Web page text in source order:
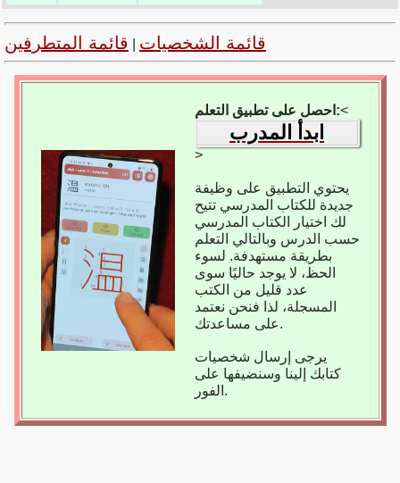
قائمة الشخصيات قائمة المتطرفين
احصل على تطبيق التعلم:<
ابدأ المدرب
>
يحتوي التطبيق على وظيفة
جديدة للكتاب المدرسي تتيح
لك اختيار الكتاب المدرسي
حسب الدرس وبالتالي التعلم
بطريقة مستهدفة. لسوء
الحظ، لا يوجد حاليًا سوى
عدد قليل من الكتب
المسجلة، لذا فنحن نعتمد
على مساعدتك.
يرجى إرسال شخصيات
كتابك إلينا وسنضيفها على
الفور.